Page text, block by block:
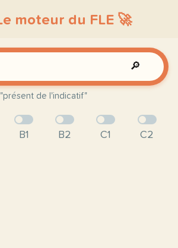
moteur du FLE 🚀
🔎
de l'indicatif"
B1 B2 C1 C2